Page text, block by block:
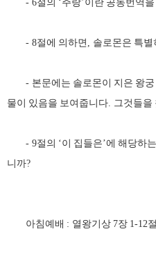
- 6 ‘ ’
- 8절에 의하면 , 솔로몬은 특
- 본문에는 솔로몬이 지은 왕
물이 있음을 보여줍니다. 그것들을
- 9절의 ‘이 집들은’에 해당하
니까?
아침예배 : 열왕기상 7장 1-12절